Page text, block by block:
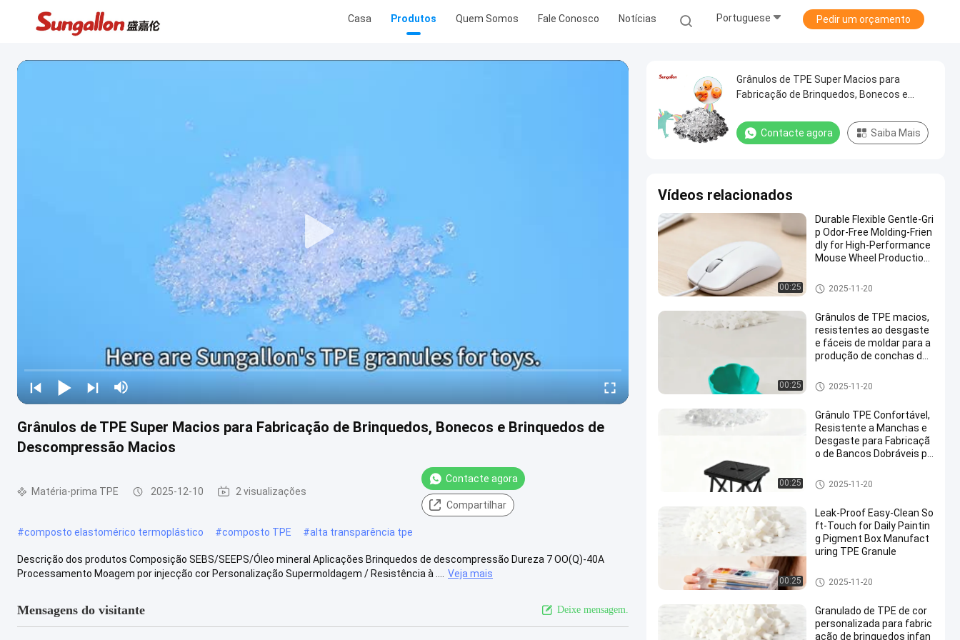
Casa Produtos Quem Somos Fale Conosco Notícias Portuguese Pedir um orçamento
Grânulos de TPE Super Macios para Fabricação de Brinquedos, Bonecos e Brinquedos de
Descompressão Macios
Matéria-prima TPE 2025-12-10 2 visualizações
Contacte agora
Compartilhar
#composto elastomérico termoplástico #composto TPE #alta transparência tpe
Descrição dos produtos Composição SEBS/SEEPS/Óleo mineral Aplicações Brinquedos de descompressão Dureza 7 OO(Q)-40A
Processamento Moagem por injecção cor Personalização Supermoldagem / Resistência à ....
Veja mais
Mensagens do visitante Deixe mensagem.
Grânulos de TPE Super Macios para
Fabricação de Brinquedos, Bonecos e
Contacte agora Saiba Mais
Vídeos relacionados
00:25
Durable Flexible Gentle-Gri
p Odor-Free Molding-Frien
dly for High-Performance
Mouse Wheel Production
Matéria-prima TPE
2025-11-20
00:25
Grânulos de TPE macios,
resistentes ao desgaste
e fáceis de moldar para a
produção de conchas de
zinha
Matéria-prima TPE
2025-11-20
00:25
Grânulo TPE Confortável,
Resistente a Manchas e
Desgaste para Fabricaçã
o de Bancos Dobráveis pa
Internos
Matéria-prima TPE
2025-11-20
00:25
Leak-Proof Easy-Clean So
ft-Touch for Daily Paintin
g Pigment Box Manufact
uring TPE Granule
Matéria-prima TPE
2025-11-20
Granulado de TPE de cor
personalizada para fabric
ação de brinquedos infan